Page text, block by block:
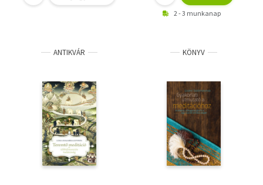
2 - 3 munkanap
ANTIKVÁR KÖNYV